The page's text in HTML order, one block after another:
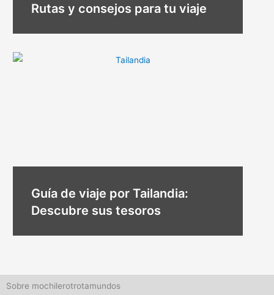
Rutas y consejos para tu viaje
Guía de viaje por Tailandia:
Descubre sus tesoros
Sobre mochilerotrotamundos